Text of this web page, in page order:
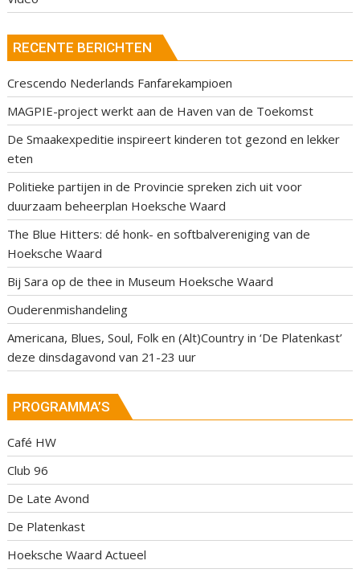
RECENTE BERICHTEN
Crescendo Nederlands Fanfarekampioen
MAGPIE-project werkt aan de Haven van de Toekomst
De Smaakexpeditie inspireert kinderen tot gezond en lekker
eten
Politieke partijen in de Provincie spreken zich uit voor
duurzaam beheerplan Hoeksche Waard
The Blue Hitters: dé honk- en softbalvereniging van de
Hoeksche Waard
Bij Sara op de thee in Museum Hoeksche Waard
Ouderenmishandeling
Americana, Blues, Soul, Folk en (Alt)Country in ‘De Platenkast’
deze dinsdagavond van 21-23 uur
PROGRAMMA’S
Café HW
Club 96
De Late Avond
De Platenkast
Hoeksche Waard Actueel